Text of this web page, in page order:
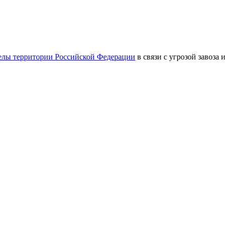
территории Российской Федерации в связи с угрозой завоза и